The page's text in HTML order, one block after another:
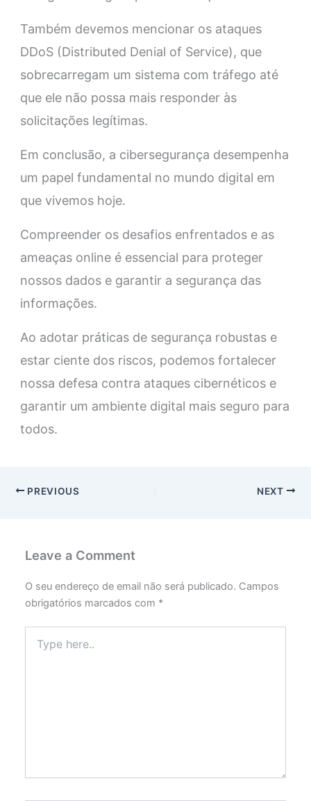
Também devemos mencionar os ataques
DDoS (Distributed Denial of Service), que
sobrecarregam um sistema com tráfego até
que ele não possa mais responder às
solicitações legítimas.
Em conclusão, a cibersegurança desempenha
um papel fundamental no mundo digital em
que vivemos hoje.
Compreender os desafios enfrentados e as
ameaças online é essencial para proteger
nossos dados e garantir a segurança das
informações.
Ao adotar práticas de segurança robustas e
estar ciente dos riscos, podemos fortalecer
nossa defesa contra ataques cibernéticos e
garantir um ambiente digital mais seguro para
todos.
PREVIOUS NEXT
Leave a Comment
O seu endereço de email não será publicado. Campos
obrigatórios marcados com *
here..